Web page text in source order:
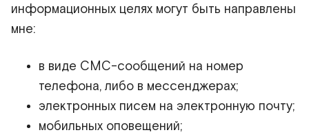
информационных целях могут быть направлены
мне:
в виде СМС-сообщений на номер
телефона, либо в мессенджерах;
электронных писем на электронную почту;
мобильных оповещений;